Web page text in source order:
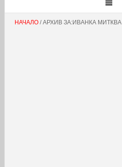
НАЧАЛО/ АРХИВ ЗА:ИВАНКА МИТКВА